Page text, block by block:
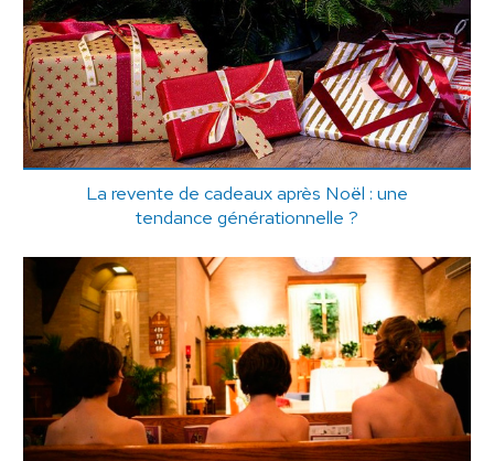
La revente de cadeaux après Noël : une
tendance générationnelle ?